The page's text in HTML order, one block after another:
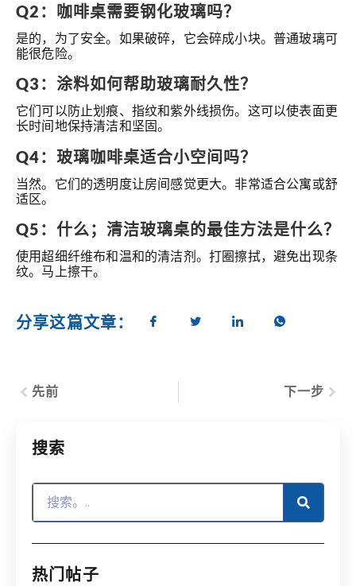
Q2：咖啡桌需要钢化玻璃吗？
是的，为了安全。如果破碎，它会碎成小块。普通玻璃可
能很危险。
Q3：涂料如何帮助玻璃耐久性？
它们可以防止划痕、指纹和紫外线损伤。这可以使表面更
长时间地保持清洁和坚固。
Q4：玻璃咖啡桌适合小空间吗？
当然。它们的透明度让房间感觉更大。非常适合公寓或舒
适区。
Q5：什么；清洁玻璃桌的最佳方法是什么？
使用超细纤维布和温和的清洁剂。打圈擦拭，避免出现条
纹。马上擦干。
分享这篇文章：
先前 下一步
搜索
热门帖子